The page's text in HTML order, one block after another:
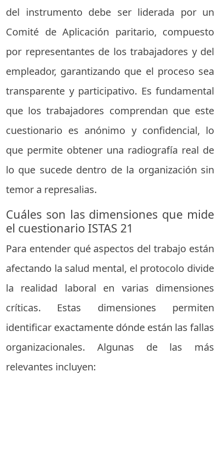
del instrumento debe ser liderada por un
Comité de Aplicación paritario, compuesto
por representantes de los trabajadores y del
empleador, garantizando que el proceso sea
transparente y participativo. Es fundamental
que los trabajadores comprendan que este
cuestionario es anónimo y confidencial, lo
que permite obtener una radiografía real de
lo que sucede dentro de la organización sin
temor a represalias.
Cuáles son las dimensiones que mide
el cuestionario ISTAS 21
Para entender qué aspectos del trabajo están
afectando la salud mental, el protocolo divide
la realidad laboral en varias dimensiones
críticas. Estas dimensiones permiten
identificar exactamente dónde están las fallas
organizacionales. Algunas de las más
relevantes incluyen: